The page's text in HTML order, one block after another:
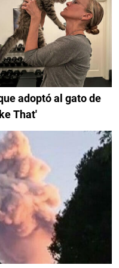
adoptó al gato de
That'